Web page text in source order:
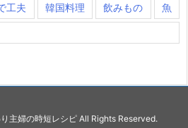
工夫 韓国料理 飲みもの 魚
り主婦の時短レシピ All Rights Reserved.